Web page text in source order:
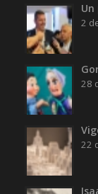
2
28
22